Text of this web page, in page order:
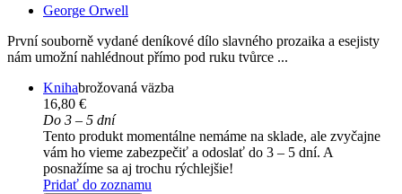
George Orwell
První souborně vydané deníkové dílo slavného prozaika a esejisty
nám umožní nahlédnout přímo pod ruku tvůrce ...
Knihabrožovaná väzba
16,80 €
Do 3 – 5 dní
Tento produkt momentálne nemáme na sklade, ale zvyčajne
vám ho vieme zabezpečiť a odoslať do 3 – 5 dní. A
posnažíme sa aj trochu rýchlejšie!
Pridať do zoznamu